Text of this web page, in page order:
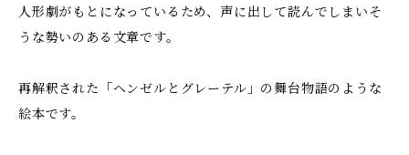
人形劇がもとになっているため、声に出して読んでしまいそ
うな勢いのある文章です。
再解釈された「ヘンゼルとグレーテル」の舞台物語のような
絵本です。